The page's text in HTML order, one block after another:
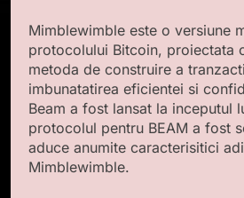
Mimblewimble este o versiune
protocolului Bitcoin, proiectata
metoda de construire a
imbunatatirea eficientei si
Beam a fost lansat la inceputul
protocolul pentru BEAM a fost
aduce anumite caracterisitici
Mimblewimble.